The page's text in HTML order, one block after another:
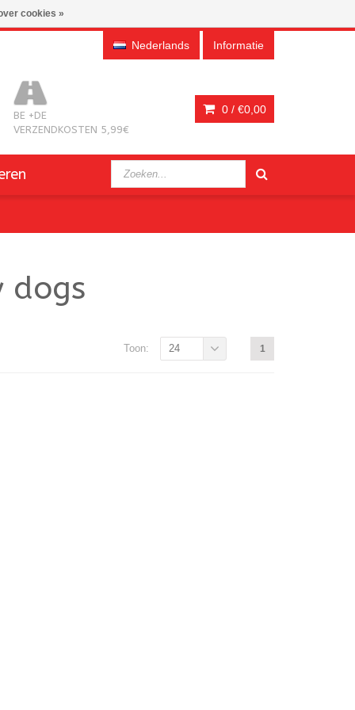
Nederlands Informatie
BE +DE
VERZENDKOSTEN 5,99€
0 / €0,00
dogs
1
Toon: 24
cookies »